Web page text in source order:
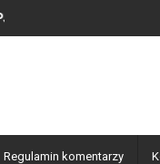
serca
końca prace związane
Regulamin komentarzy